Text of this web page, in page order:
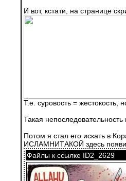
И вот, кстати, на странице
Т.е. суровость = жестокость,
Такая
Потом я стал его искать в
ИСЛАМНИТАКОЙ здесь
Файлы к ссылке ID2_2629